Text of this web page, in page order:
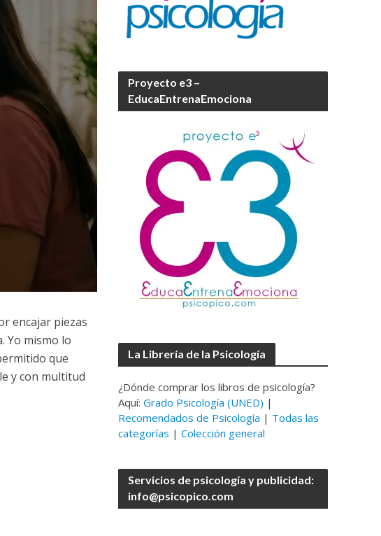
encajar piezas
Yo mismo lo
que
y con multitud
Proyecto e3 –
EducaEntrenaEmociona
La Librería de la Psicología
¿Dónde comprar los libros de psicología?
Aquí:Grado Psicología (UNED) |
Recomendados de Psicología | Todas las
categorías |Colección general
Servicios de psicología y publicidad:
info@psicopico.com